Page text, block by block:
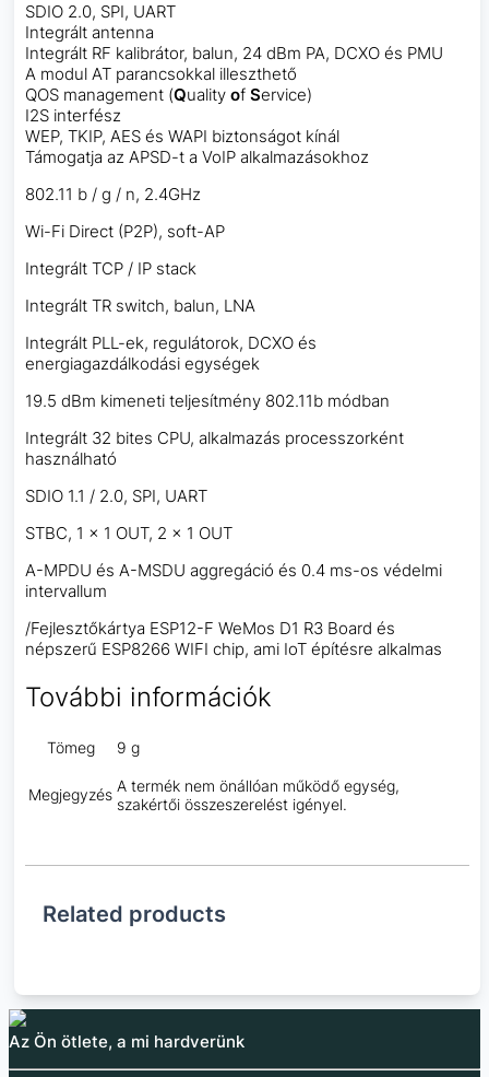
SDIO 2.0, SPI, UART
Integrált antenna
Integrált RF kalibrátor, balun, 24 dBm PA, DCXO és PMU
A modul AT parancsokkal illeszthető
QOS management (Quality of Service)
I2S interfész
WEP, TKIP, AES és WAPI biztonságot kínál
Támogatja az APSD-t a VoIP alkalmazásokhoz
802.11 b / g / n, 2.4GHz
Wi-Fi Direct (P2P), soft-AP
Integrált TCP / IP stack
Integrált TR switch, balun, LNA
Integrált PLL-ek, regulátorok, DCXO és
energiagazdálkodási egységek
19.5 dBm kimeneti teljesítmény 802.11b módban
Integrált 32 bites CPU, alkalmazás processzorként
használható
SDIO 1.1 / 2.0, SPI, UART
STBC, 1 × 1 OUT, 2 × 1 OUT
A-MPDU és A-MSDU aggregáció és 0.4 ms-os védelmi
intervallum
/Fejlesztőkártya ESP12-F WeMos D1 R3 Board és
népszerű ESP8266 WIFI chip, ami IoT építésre alkalmas
További információk
Tömeg 9 g
Megjegyzés A termék nem önállóan működő egység,
szakértői összeszerelést igényel.
Related products
Az Ön ötlete, a mi hardverünk